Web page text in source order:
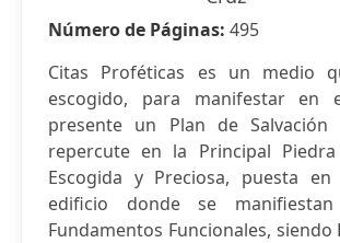
Número de Páginas: 495
Citas Proféticas es un medio
escogido, para manifestar en
presente un Plan de Salvación
repercute en la Principal
Escogida y Preciosa, puesta en
edificio donde se
Fundamentos Funcionales, siendo